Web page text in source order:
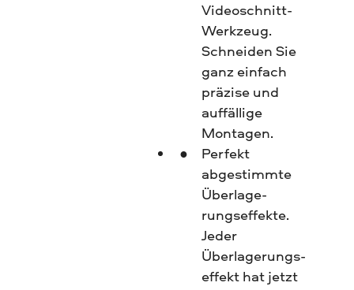
Videoschnitt-
Werkzeug.
Schneiden Sie
ganz einfach
präzise und
auffällige
Montagen.
Perfekt
abgestimmte
Überlage­
rungseffekte.
Jeder
Überlagerungs­
effekt hat jetzt